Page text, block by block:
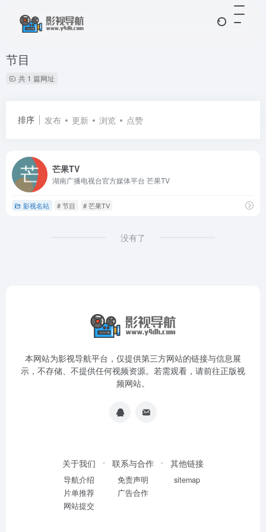
节目
共 1 篇网址
排序 发布 更新 浏览 点赞
芒果TV
湖南广播电视台官方媒体平台 芒果TV
影视名站 # 节目 # 芒果TV
没有了
本网站为影视导航平台，仅提供第三方网站的链接与信息展
示，不存储、不提供任何视频资源。若需观看，请前往正版视
频网站。
关于我们
导航介绍
片单推荐
网站提交
联系与合作
免责声明
广告合作
其他链接
sitemap